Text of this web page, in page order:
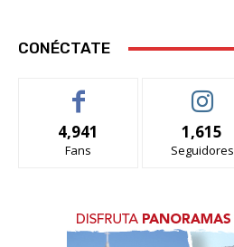
CONÉCTATE
4,941
Fans
1,615
Seguidores